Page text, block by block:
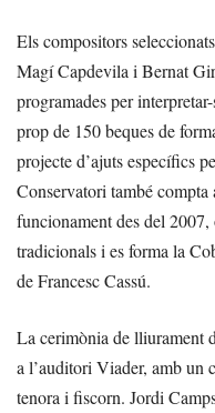
Els compositors
Magí Capdevila i Bernat
programades per
prop de 150 beques de
projecte d’ajuts específics
Conservatori també compta
funcionament des del 2007,
tradicionals i es forma la
de Francesc Cassú.
La cerimònia de lliurament
a l’auditori Viader, amb un
tenora i fiscorn. Jordi